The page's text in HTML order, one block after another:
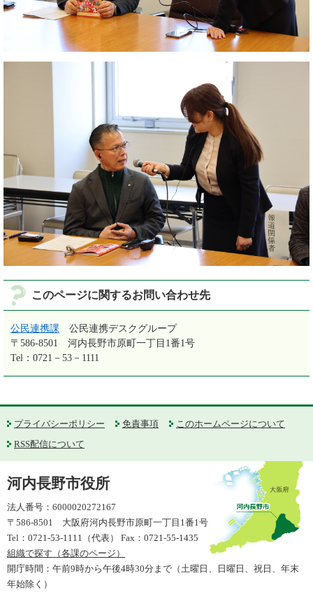
このページに関するお問い合わせ先
公民連携課
公民連携デスクグループ
〒586-8501
河内長野市原町一丁目1番1号
Tel：0721－53－1111
プライバシーポリシー 免責事項
このホームページについて
RSS配信について
河内長野市役所
法人番号：6000020272167
〒586-8501 大阪府河内長野市原町一丁目1番1号
Tel：0721-53-1111（代表） Fax：0721-55-1435
組織で探す（各課のページ）
開庁時間：午前9時から午後4時30分まで（土曜日、日曜日、祝日、年末
年始除く）